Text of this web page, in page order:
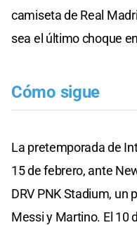
camiseta de Real
sea el último choque
Cómo sigue
La pretemporada de
15 de febrero, ante
DRV PNK Stadium, un
Messi y Martino. El 10